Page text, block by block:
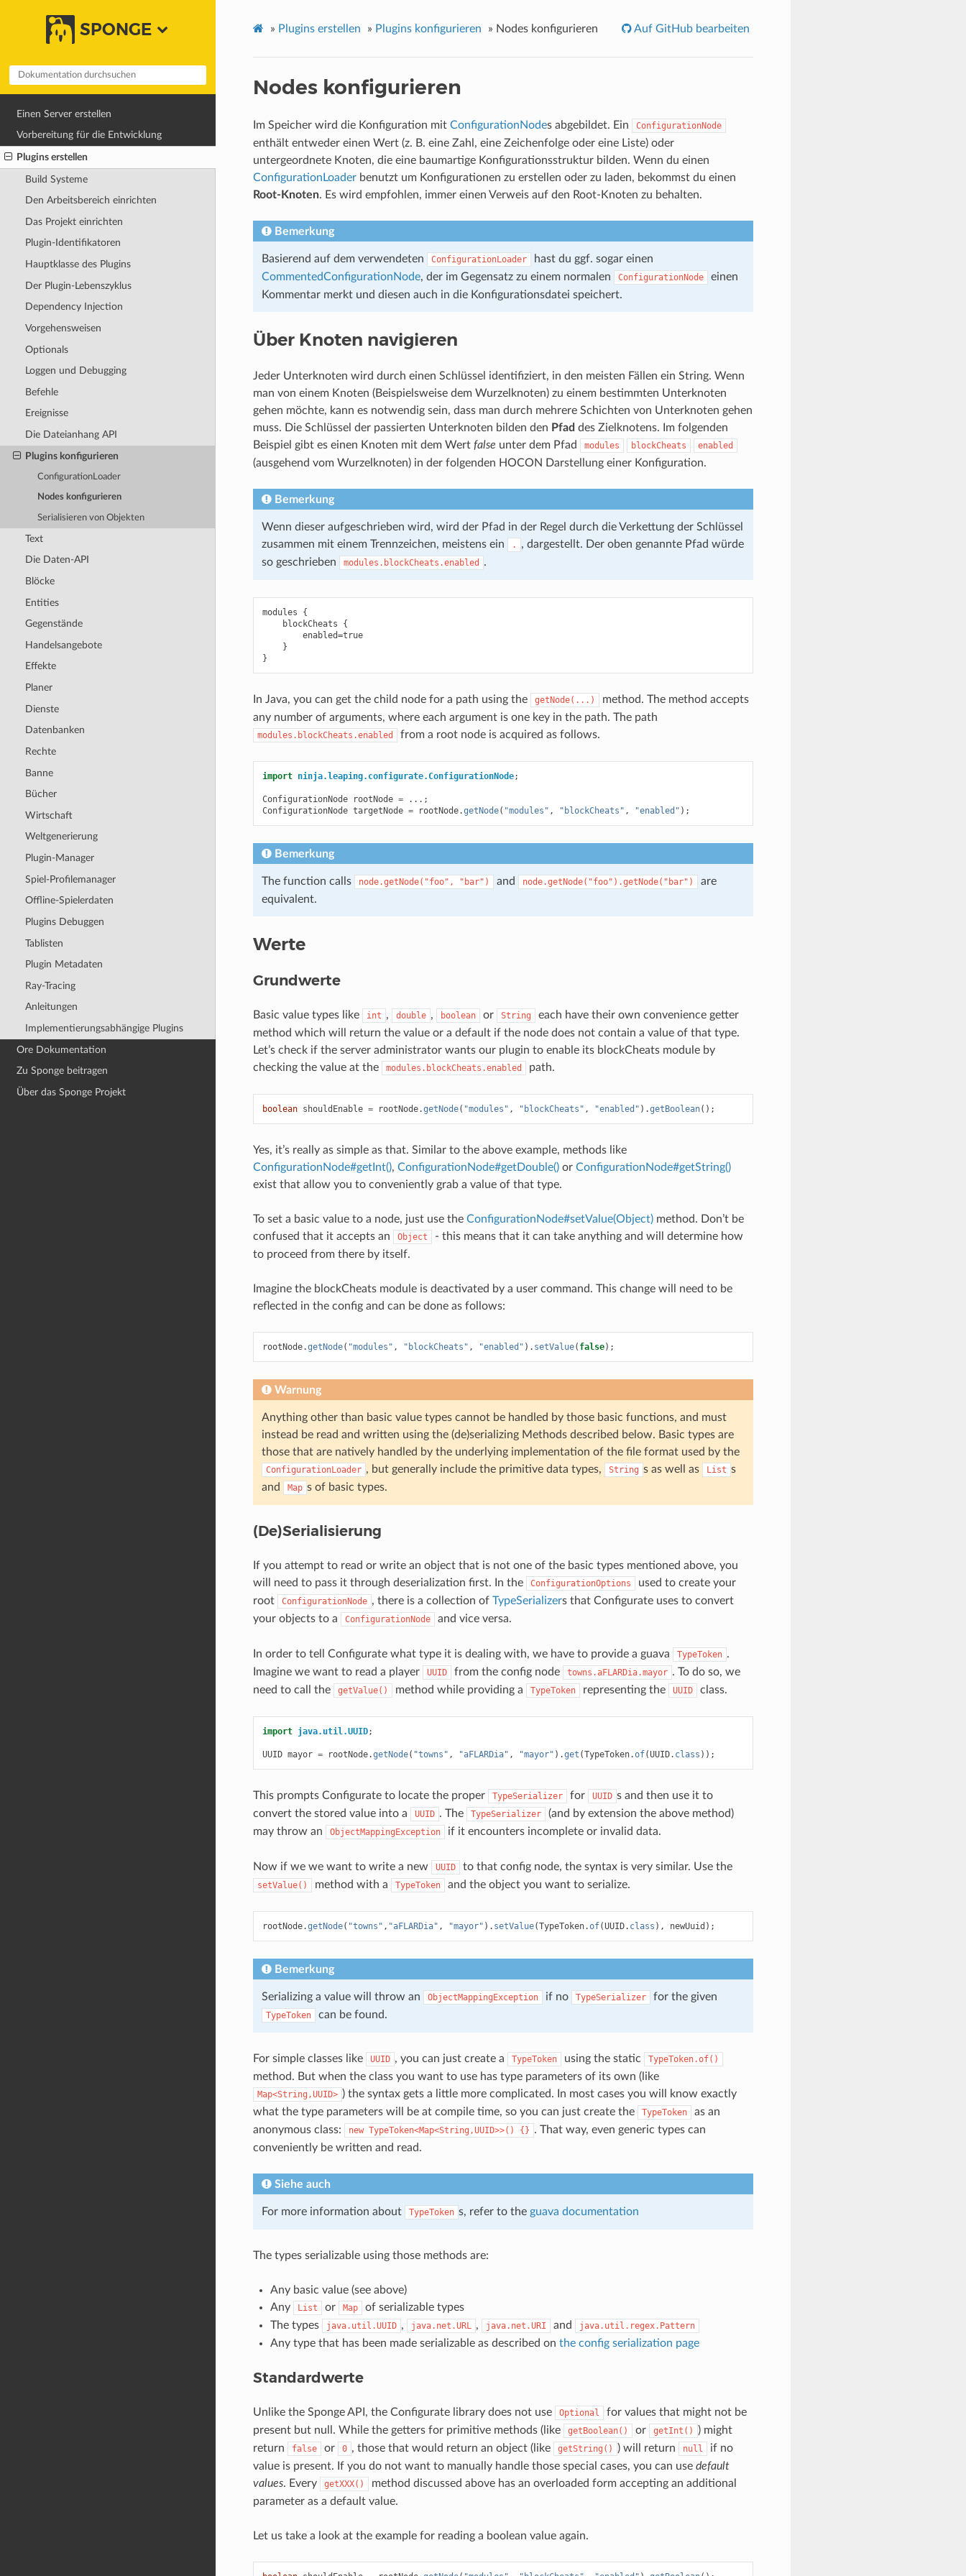
SPONGE
Einen Server erstellen
Vorbereitung für die Entwicklung
Plugins erstellen
Build Systeme
Den Arbeitsbereich einrichten
Das Projekt einrichten
Plugin-Identifikatoren
Hauptklasse des Plugins
Der Plugin-Lebenszyklus
Dependency Injection
Vorgehensweisen
Optionals
Loggen und Debugging
Befehle
Ereignisse
Die Dateianhang API
Plugins konfigurieren
ConfigurationLoader
Nodes konfigurieren
Serialisieren von Objekten
Text
Die Daten-API
Blöcke
Entities
Gegenstände
Handelsangebote
Effekte
Planer
Dienste
Datenbanken
Rechte
Banne
Bücher
Wirtschaft
Weltgenerierung
Plugin-Manager
Spiel-Profilemanager
Offline-Spielerdaten
Plugins Debuggen
Tablisten
Plugin Metadaten
Ray-Tracing
Anleitungen
Implementierungsabhängige Plugins
Ore Dokumentation
Zu Sponge beitragen
Über das Sponge Projekt
» Plugins erstellen » Plugins konfigurieren » Nodes konfigurieren Auf GitHub bearbeiten
Nodes konfigurieren
Im Speicher wird die Konfiguration mit ConfigurationNodes abgebildet. Ein ConfigurationNode
enthält entweder einen Wert (z. B. eine Zahl, eine Zeichenfolge oder eine Liste) oder
untergeordnete Knoten, die eine baumartige Konfigurationsstruktur bilden. Wenn du einen
ConfigurationLoaderbenutzt um Konfigurationen zu erstellen oder zu laden, bekommst du einen
Root-Knoten. Es wird empfohlen, immer einen Verweis auf den Root-Knoten zu behalten.
Bemerkung
Basierend auf dem verwendeten ConfigurationLoader
hast du ggf. sogar einen
CommentedConfigurationNode, der im Gegensatz zu einem normalen ConfigurationNode
einen
Kommentar merkt und diesen auch in die Konfigurationsdatei speichert.
Über Knoten navigieren
Jeder Unterknoten wird durch einen Schlüssel identifiziert, in den meisten Fällen ein String. Wenn
man von einem Knoten (Beispielsweise dem Wurzelknoten) zu einem bestimmten Unterknoten
gehen möchte, kann es notwendig sein, dass man durch mehrere Schichten von Unterknoten gehen
muss. Die Schlüssel der passierten Unterknoten bilden den Pfad des Zielknotens. Im folgenden
Beispiel gibt es einen Knoten mit dem Wert false unter dem Pfad modules blockCheats enabled
(ausgehend vom Wurzelknoten) in der folgenden HOCON Darstellung einer Konfiguration.
Bemerkung
Wenn dieser aufgeschrieben wird, wird der Pfad in der Regel durch die Verkettung der Schlüssel
zusammen mit einem Trennzeichen, meistens ein
.
, dargestellt. Der oben genannte Pfad würde
so geschrieben
modules.blockCheats.enabled .
modules {
    blockCheats {
        enabled=true
    }
In Java, you can get the child node for a path using the getNode(...)
method. The method accepts
any number of arguments, where each argument is one key in the path. The path
modules.blockCheats.enabled from a root node is acquired as follows.
import ninja.leaping.configurate.ConfigurationNode;
ConfigurationNode rootNode =
...;
ConfigurationNode targetNode = rootNode.getNode( "modules" , "blockCheats" , "enabled" );
Bemerkung
The function calls node.getNode("foo", "bar") and node.getNode("foo").getNode("bar")
are
equivalent.
Werte
Grundwerte
Basic value types like int , double , boolean or String
each have their own convenience getter
method which will return the value or a default if the node does not contain a value of that type.
Let’s check if the server administrator wants our plugin to enable its blockCheats module by
checking the value at the
modules.blockCheats.enabled path.
boolean shouldEnable = rootNode.getNode( "modules" , "blockCheats" , "enabled" ).getBoolean();
Yes, it’s really as simple as that. Similar to the above example, methods like
ConfigurationNode#getInt(), ConfigurationNode#getDouble()or ConfigurationNode#getString()
exist that allow you to conveniently grab a value of that type.
To set a basic value to a node, just use the ConfigurationNode#setValue(Object)method. Don’t be
confused that it accepts an
Object
- this means that it can take anything and will determine how
to proceed from there by itself.
Imagine the blockCheats module is deactivated by a user command. This change will need to be
reflected in the config and can be done as follows:
rootNode.getNode( "modules" , "blockCheats" , "enabled" ). setValue( false);
Warnung
Anything other than basic value types cannot be handled by those basic functions, and must
instead be read and written using the (de)serializing Methods described below. Basic types are
those that are natively handled by the underlying implementation of the file format used by the
ConfigurationLoader , but generally include the primitive data types, String s as well as List s
and
Map s of basic types.
(De)Serialisierung
If you attempt to read or write an object that is not one of the basic types mentioned above, you
will need to pass it through deserialization first. In the
ConfigurationOptions
used to create your
root
ConfigurationNode , there is a collection of TypeSerializers that Configurate uses to convert
your objects to a
ConfigurationNode and vice versa.
In order to tell Configurate what type it is dealing with, we have to provide a guava TypeToken .
Imagine we want to read a player
UUID from the config node towns.aFLARDia.mayor . To do so, we
need to call the
getValue() method while providing a TypeToken representing the UUID class.
import java.util.UUID;
UUID mayor = rootNode.getNode( "towns" , "aFLARDia" , "mayor" ).get (TypeToken.of(UUID. class ));
This prompts Configurate to locate the proper TypeSerializer for UUID s and then use it to
convert the stored value into a
UUID . The TypeSerializer
(and by extension the above method)
may throw an
ObjectMappingException if it encounters incomplete or invalid data.
Now if we we want to write a new UUID to that config node, the syntax is very similar. Use the
setValue() method with a TypeToken and the object you want to serialize.
rootNode.getNode( "towns" , "aFLARDia" , "mayor" ). setValue(TypeToken.of(UUID. class ), newUuid );
Bemerkung
Serializing a value will throw an ObjectMappingException if no TypeSerializer for the given
TypeToken can be found.
For simple classes like UUID , you can just create a TypeToken using the static TypeToken.of()
method. But when the class you want to use has type parameters of its own (like
Map<String,UUID> ) the syntax gets a little more complicated. In most cases you will know exactly
what the type parameters will be at compile time, so you can just create the
TypeToken
as an
anonymous class:
new TypeToken<Map<String,UUID>>() {} . That way, even generic types can
conveniently be written and read.
Siehe auch
For more information about TypeToken s, refer to the guava documentation
The types serializable using those methods are:
Any basic value (see above)
Any
List or Map
of serializable types
The types
java.util.UUID , java.net.URL , java.net.URI and java.util.regex.Pattern
Any type that has been made serializable as described on the config serialization page
Standardwerte
Unlike the Sponge API, the Configurate library does not use Optional
for values that might not be
present but null. While the getters for primitive methods (like
getBoolean() or getInt()
) might
return
false or 0 , those that would return an object (like getString() ) will return null
if no
value is present. If you do not want to manually handle those special cases, you can use default
values. Every getXXX()
method discussed above has an overloaded form accepting an additional
parameter as a default value.
Let us take a look at the example for reading a boolean value again.